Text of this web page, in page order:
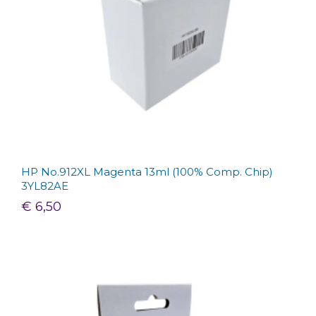
HP No.912XL Magenta 13ml (100% Comp. Chip)
3YL82AE
€ 6,50